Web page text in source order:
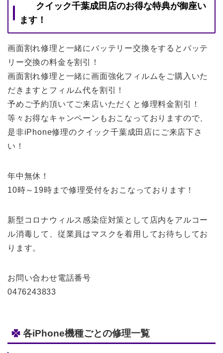
クイック千葉成田店のお得な特典が御座い
ます！
画面割れ修理と一緒にバッテリー交換をするとバッテ
リー交換の料金を割引！
画面割れ修理と一緒に画面強化フィルムをご購入いた
だきますとフィルム代を割引！
予めご予約頂いてご来店いただくと修理料金割引！
等々お得なキャンペーンもおこなっておりますので、
是非iPhone修理のクイック千葉成田店にご来店下さ
い！
年中無休！
10時～19時まで修理受付をおこなっております！
新型コロナウィルス感染症対策として店内をアルコー
ル消毒して、従業員はマスクを着用してお待ちしてお
ります。
お問い合わせ電話番号
0476243833
各iPhone機種ごとの修理一覧